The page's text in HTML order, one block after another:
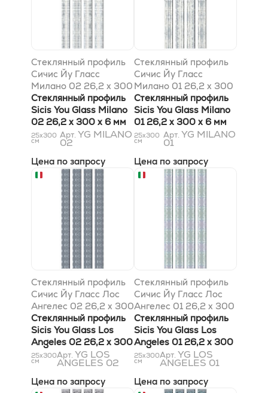
Стеклянный профиль
Сичис Йу Гласс
Милано 02 26,2 x 300
x 6 мм
Стеклянный профиль
Sicis You Glass Milano
02 26,2 x 300 x 6 мм
25x300
см
Арт.YG MILANO
02
Цена по запросу
Стеклянный профиль
Сичис Йу Гласс
Милано 01 26,2 x 300
x 6 мм
Стеклянный профиль
Sicis You Glass Milano
01 26,2 x 300 x 6 мм
25x300
см
Арт.YG MILANO
01
Цена по запросу
Стеклянный профиль
Сичис Йу Гласс Лос
Ангелес 02 26,2 x 300
x 6 мм
Стеклянный профиль
Sicis You Glass Los
Angeles 02 26,2 x 300
x 6 мм
25x300
см
Арт. YG LOS
ANGELES 02
Цена по запросу
Стеклянный профиль
Сичис Йу Гласс Лос
Ангелес 01 26,2 x 300
x 6 мм
Стеклянный профиль
Sicis You Glass Los
Angeles 01 26,2 x 300
x 6 мм
25x300
см
Арт. YG LOS
ANGELES 01
Цена по запросу